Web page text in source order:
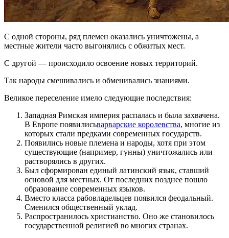
С одной стороны, ряд племен оказались уничтожены, а
местные жители часто выгонялись с обжитых мест.
С другой — происходило освоение новых территорий.
Так народы смешивались и обменивались знаниями.
Великое переселение имело следующие последствия:
Западная Римская империя распалась и была захвачена.
В Европе появилисьварварские королевства, многие из
которых стали предками современных государств.
Появились новые племена и народы, хотя при этом
существующие (например, гунны) уничтожались или
растворялись в других.
Был сформирован единый латинский язык, ставший
основой для местных. От последних позднее пошло
образование современных языков.
Вместо класса рабовладельцев появился феодальный.
Сменился общественный уклад.
Распространилось христианство. Оно же становилось
государственной религией во многих странах.